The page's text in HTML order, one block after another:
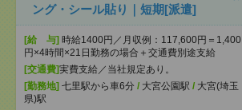
ング・シール貼り｜短期[派遣]
[給 与] 時給1400円／月収例：117,600円＝1,400
円×4時間×21日勤務の場合＋交通費別途支給
[交通費]実費支給／当社規定あり。
[勤務地] 七里駅から車6分 / 大宮公園駅 / 大宮(埼玉
県)駅